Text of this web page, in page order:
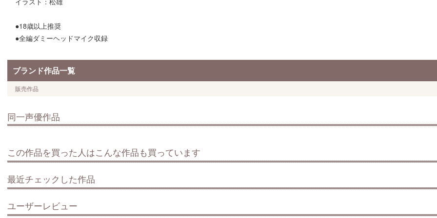
●18歳以上推奨
●全編ダミーヘッドマイク収録
ブランド作品一覧
販売作品
同一声優作品
この作品を買った人はこんな作品も買っています
最近チェックした作品
ユーザーレビュー